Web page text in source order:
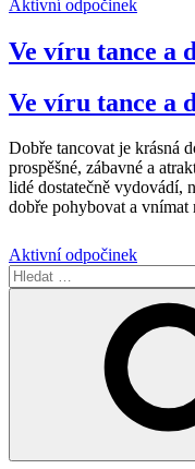
Aktivní odpočinek
Ve víru tance a
Ve víru tance a
Dobře tancovat je krásná
prospěšné, zábavné a
lidé dostatečně vydovádí,
dobře pohybovat a
Aktivní odpočinek
Hledat: